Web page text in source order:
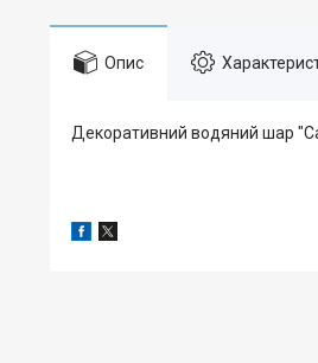
Опис
Декоративний водяний шар